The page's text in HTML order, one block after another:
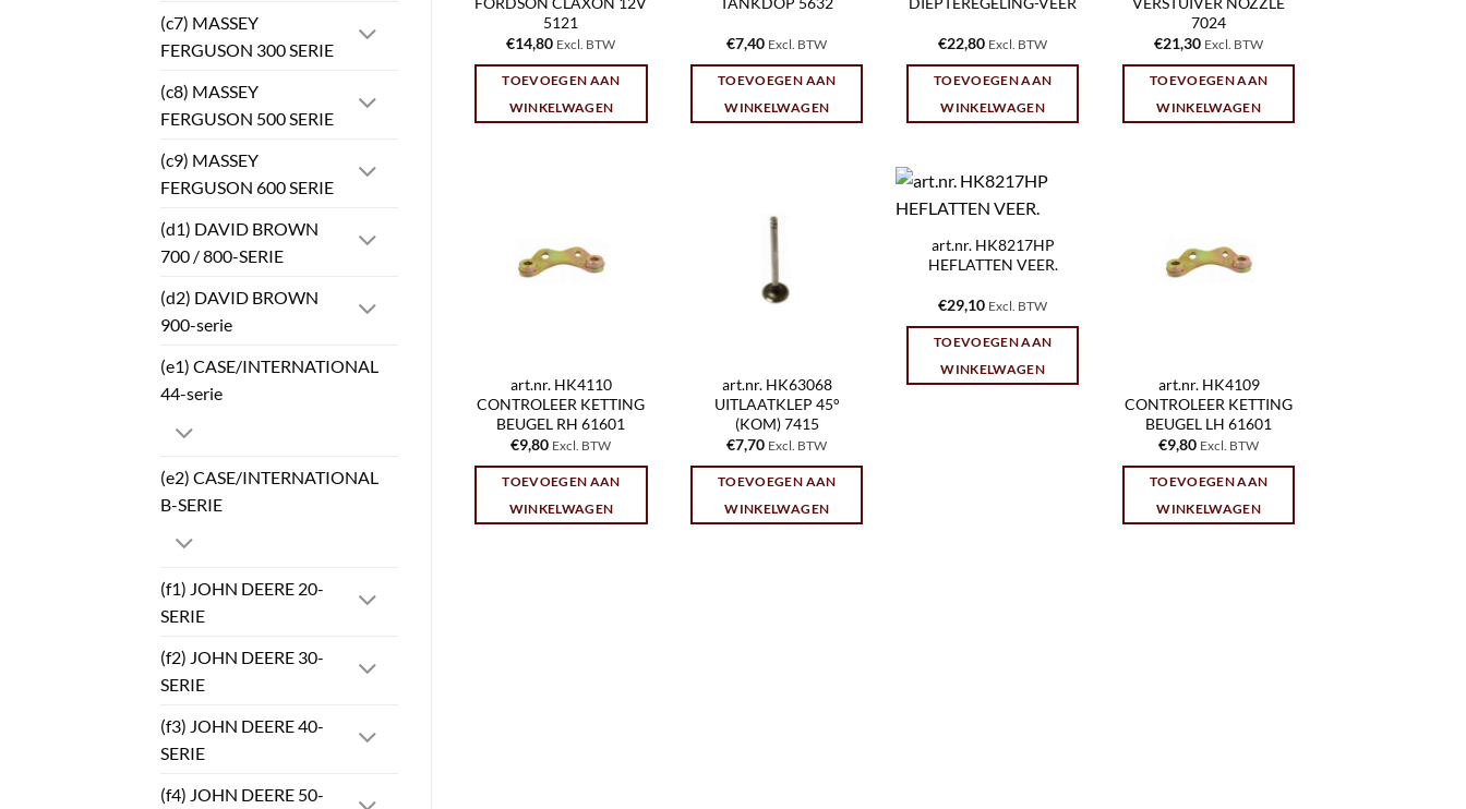
(c7) MASSEY
FERGUSON 300 SERIE
(c8) MASSEY
FERGUSON 500 SERIE
(c9) MASSEY
FERGUSON 600 SERIE
(d1) DAVID BROWN
700 / 800-SERIE
(d2) DAVID BROWN
900-serie
(e1) CASE/INTERNATIONAL
44-serie
(e2) CASE/INTERNATIONAL
B-SERIE
(f1) JOHN DEERE 20-
SERIE
(f2) JOHN DEERE 30-
SERIE
(f3) JOHN DEERE 40-
SERIE
(f4) JOHN DEERE 50-
5121
€14,80 Excl. BTW
TOEVOEGEN AAN
WINKELWAGEN
€7,40 Excl. BTW
TOEVOEGEN AAN
WINKELWAGEN
€22,80 Excl. BTW
TOEVOEGEN AAN
WINKELWAGEN
7024
€21,30 Excl. BTW
TOEVOEGEN AAN
WINKELWAGEN
art.nr. HK4110
CONTROLEER KETTING
BEUGEL RH 61601
€9,80 Excl. BTW
TOEVOEGEN AAN
WINKELWAGEN
art.nr. HK63068
UITLAATKLEP 45°
(KOM) 7415
€7,70 Excl. BTW
TOEVOEGEN AAN
WINKELWAGEN
art.nr. HK8217HP
HEFLATTEN VEER.
€29,10 Excl. BTW
TOEVOEGEN AAN
WINKELWAGEN
art.nr. HK4109
CONTROLEER KETTING
BEUGEL LH 61601
€9,80 Excl. BTW
TOEVOEGEN AAN
WINKELWAGEN